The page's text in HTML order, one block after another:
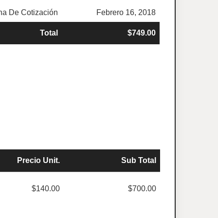
De Cotización Febrero 16, 2018
Total $749.00
Precio Unit. Sub Total
$140.00 $700.00